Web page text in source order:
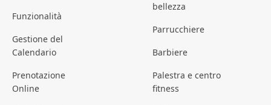
Funzionalità
Gestione del
Calendario
Prenotazione
Online
bellezza
Parrucchiere
Barbiere
Palestra e centro
fitness